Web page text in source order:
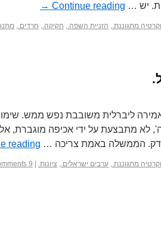
יש … Continue reading
→
מתגוננת., הזניית השפה., חקיקה., חרדים.,
ליברלית משובבת נפש ממש.
מתבצעת על ידי אכיפה מוגברת, אלא
הממשלה באמת צריכה … reading
מתגוננת., ערבים ישראלים., ציונות. 9 Comments